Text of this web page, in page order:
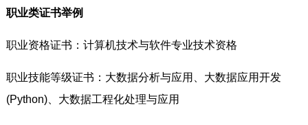
职业类证书举例
职业资格证书：计算机技术与软件专业技术资格
职业技能等级证书：大数据分析与应用、大数据应用开发
(Python)、大数据工程化处理与应用